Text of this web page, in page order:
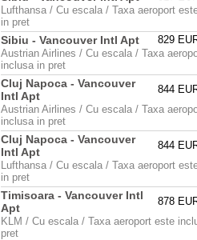
Lufthansa / Cu escala / Taxa aeroport
in pret
Sibiu - Vancouver Intl Apt
829
Austrian Airlines / Cu escala / Taxa
inclusa in pret
Cluj Napoca - Vancouver
Intl Apt
844
Austrian Airlines / Cu escala / Taxa
inclusa in pret
Cluj Napoca - Vancouver
Intl Apt
844
Lufthansa / Cu escala / Taxa aeroport
in pret
Timisoara - Vancouver Intl
Apt
878
KLM / Cu escala / Taxa aeroport este
pret